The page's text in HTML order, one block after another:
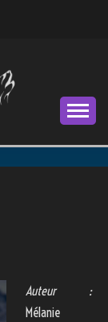
Auteur :
Mélanie